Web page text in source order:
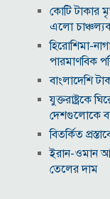
কোটি টাকার
এলো
হিরোশিমা-
পারমাণবিক
বাংলাদেশি
যুক্তরাষ্ট্রকে
দেশগুলোকে
বিতর্কিত
ইরান-ওমান
তেলের দাম